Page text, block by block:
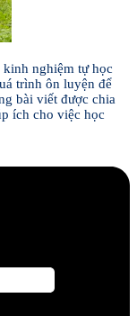
nghiệm tự học
trình ôn luyện để
bài viết được chia
ích cho việc học